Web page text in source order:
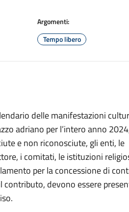
Argomenti:
Tempo libero
delle manifestazioni
adriano per l’intero anno
e non riconosciute, gli enti, le
i comitati, le istituzioni
per la concessione di
contributo, devono essere